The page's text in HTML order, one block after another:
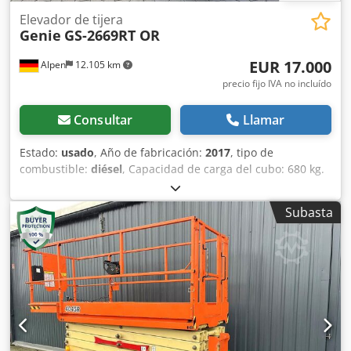
Alpen 12.105 km
Elevador de tijera
Genie GS-2669RT OR
EUR 17.000
precio fijo IVA no incluído
Consultar Llamar
Estado: usado, Año de fabricación: 2017, tipo de
combustible: diésel, Capacidad de carga del cubo: 680 kg.
Credpfx Apjzm E A Ieiof Póngase en contacto con
Gebrauchtgeräte Center para obtener más información.
DE01
Subasta